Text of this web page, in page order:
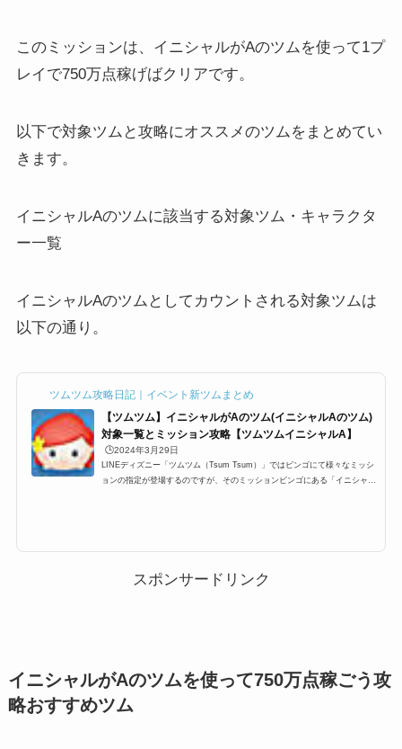
このミッションは、イニシャルがAのツムを使って1プ
レイで750万点稼げばクリアです。
以下で対象ツムと攻略にオススメのツムをまとめてい
きます。
イニシャルAのツムに該当する対象ツム・キャラクタ
ー一覧
イニシャルAのツムとしてカウントされる対象ツムは
以下の通り。
ツムツム攻略日記｜イベント新ツムまとめ
【ツムツム】イニシャルがAのツム(イニシャルAのツム)
対象一覧とミッション攻略【ツムツムイニシャルA】
🕒️2024年3月29日
LINEディズニー「ツムツム（Tsum Tsum）」ではビンゴにて様々なミッシ
ョンの指定が登場するのですが、そのミッションビンゴにある「イニシャル
ム一覧になります。 アリエル ...
スポンサードリンク
イニシャルがAのツムを使って750万点稼ごう攻
略おすすめツム